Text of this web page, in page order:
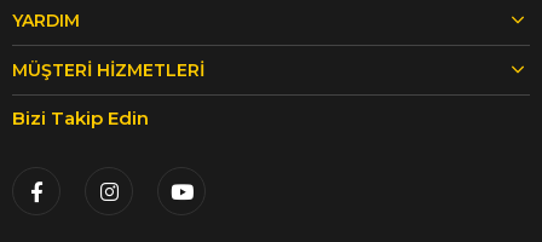
Çiftçilik
Hayvanlarımız serbestçe dolaşır, doğal ortamlarında
yaşar ve sağlıklı yemlerle beslenir. Çiftliğimizde
rejeneratif tarım uygulamaları yapılır; toprak sağlığı
Böylece hem hayvan refahını hem de ekosistemi
YARDIM
MÜŞTERI HIZMETLERI
Bizi Takip Edin